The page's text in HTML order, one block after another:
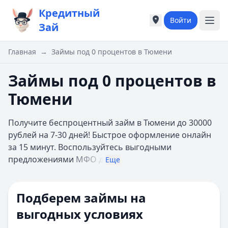
Кредитный
Зай
Города России
Москва
Казань
Б
Барнаул
Белгород
Города России
Москва
Казань
Б
Барнаул
Белгород
Войти
Главная → Займы под 0 процентов в Тюмени
Займы под 0 процентов в
Тюмени
Получите беспроцентный займ в Тюмени до 30000
рублей на 7-30 дней! Быстрое оформление онлайн
за 15 минут. Воспользуйтесь выгодными
предложениями МФО д Еще
Подберем займы на
выгодных условиях